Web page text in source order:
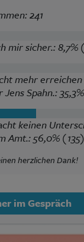
241
mir sicher.: 8,7%
mehr
Spahn.:
keinen
Amt.: 56,0% (135)
herzlichen Dank!
im Gespräch